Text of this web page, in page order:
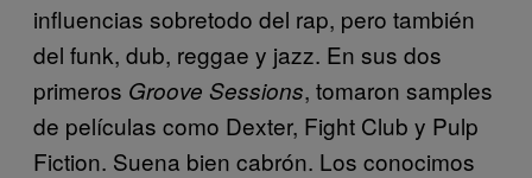
influencias sobretodo del rap, pero también
del funk, dub, reggae y jazz. En sus dos
primeros Groove Sessions, tomaron samples
de películas como Dexter, Fight Club y Pulp
Fiction. Suena bien cabrón. Los conocimos